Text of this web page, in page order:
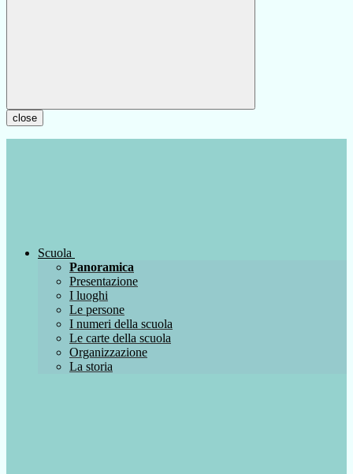
close
Scuola
Panoramica
Presentazione
I luoghi
Le persone
I numeri della scuola
Le carte della scuola
Organizzazione
La storia